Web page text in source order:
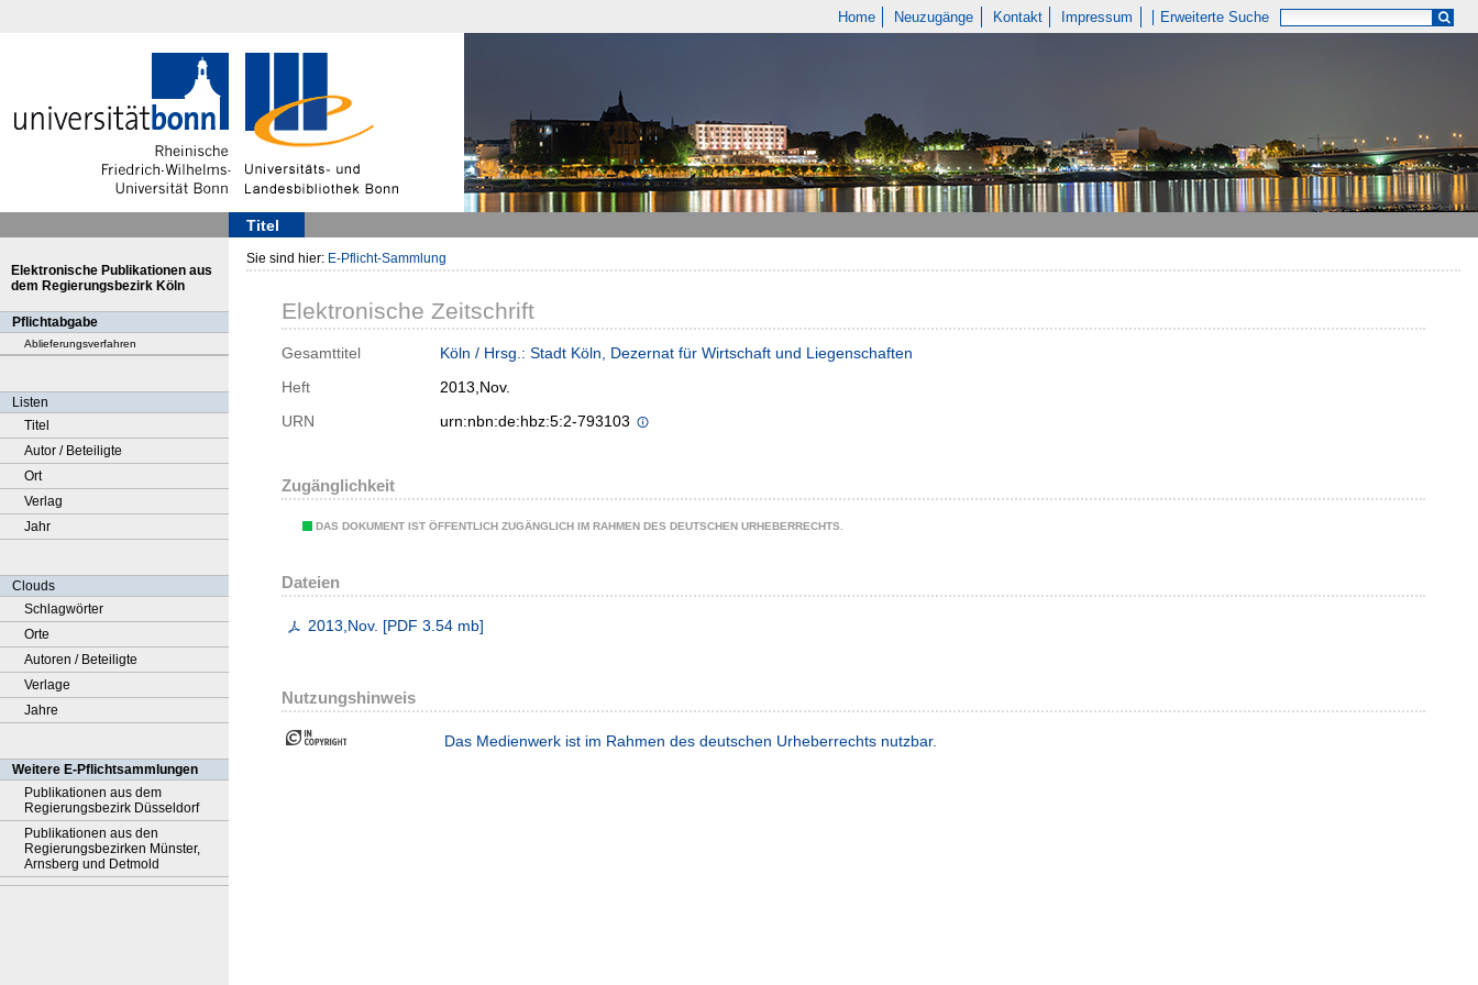
Home Neuzugänge Kontakt Impressum Erweiterte Suche
Titel
Elektronische Publikationen aus
dem Regierungsbezirk Köln
Pflichtabgabe
Ablieferungsverfahren
Listen
Titel
Autor / Beteiligte
Ort
Verlag
Jahr
Clouds
Schlagwörter
Orte
Autoren / Beteiligte
Verlage
Jahre
Weitere E-Pflichtsammlungen
Publikationen aus dem
Regierungsbezirk Düsseldorf
Publikationen aus den
Regierungsbezirken Münster,
Arnsberg und Detmold
Sie sind hier: E-Pflicht-Sammlung
Elektronische Zeitschrift
Gesamttitel
Köln / Hrsg.: Stadt Köln, Dezernat für Wirtschaft und Liegenschaften
Heft
2013,Nov.
URN
urn:nbn:de:hbz:5:2-793103
Zugänglichkeit
DAS DOKUMENT IST ÖFFENTLICH ZUGÄNGLICH IM RAHMEN DES DEUTSCHEN URHEBERRECHTS.
Dateien
2013,Nov. [PDF 3.54 mb]
Nutzungshinweis
Das Medienwerk ist im Rahmen des deutschen Urheberrechts nutzbar.